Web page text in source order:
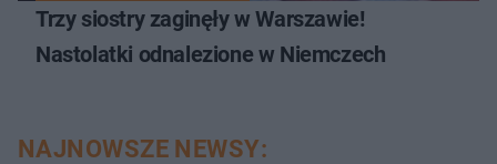
Trzy siostry zaginęły w Warszawie!
Nastolatki odnalezione w Niemczech
NAJNOWSZE NEWSY: